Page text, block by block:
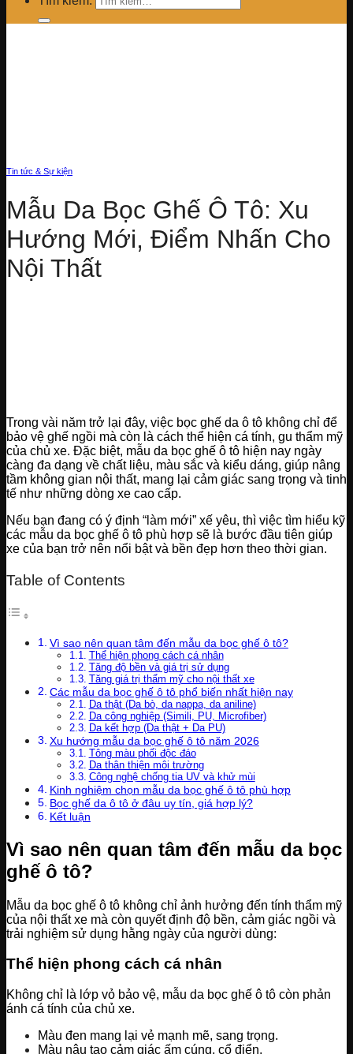
Tin tức & Sự kiện
Mẫu Da Bọc Ghế Ô Tô: Xu
Hướng Mới, Điểm Nhấn Cho
Nội Thất
Trong vài năm trở lại đây, việc bọc ghế da ô tô không chỉ để
bảo vệ ghế ngồi mà còn là cách thể hiện cá tính, gu thẩm mỹ
của chủ xe. Đặc biệt, mẫu da bọc ghế ô tô hiện nay ngày
càng đa dạng về chất liệu, màu sắc và kiểu dáng, giúp nâng
tầm không gian nội thất, mang lại cảm giác sang trọng và tinh
tế như những dòng xe cao cấp.
Nếu bạn đang có ý định “làm mới” xế yêu, thì việc tìm hiểu kỹ
các mẫu da bọc ghế ô tô phù hợp sẽ là bước đầu tiên giúp
xe của bạn trở nên nổi bật và bền đẹp hơn theo thời gian.
Table of Contents
Vì sao nên quan tâm đến mẫu da bọc ghế ô tô?
Thể hiện phong cách cá nhân
Tăng độ bền và giá trị sử dụng
Tăng giá trị thẩm mỹ cho nội thất xe
Các mẫu da bọc ghế ô tô phổ biến nhất hiện nay
Da thật (Da bò, da nappa, da aniline)
Da công nghiệp (Simili, PU, Microfiber)
Da kết hợp (Da thật + Da PU)
Xu hướng mẫu da bọc ghế ô tô năm 2026
Tông màu phối độc đáo
Da thân thiện môi trường
Công nghệ chống tia UV và khử mùi
Kinh nghiệm chọn mẫu da bọc ghế ô tô phù hợp
Bọc ghế da ô tô ở đâu uy tín, giá hợp lý?
Kết luận
Vì sao nên quan tâm đến mẫu da bọc
ghế ô tô?
Mẫu da bọc ghế ô tô không chỉ ảnh hưởng đến tính thẩm mỹ
của nội thất xe mà còn quyết định độ bền, cảm giác ngồi và
trải nghiệm sử dụng hằng ngày của người dùng:
Thể hiện phong cách cá nhân
Không chỉ là lớp vỏ bảo vệ, mẫu da bọc ghế ô tô còn phản
ánh cá tính của chủ xe.
Màu đen mang lại vẻ mạnh mẽ, sang trọng.
Màu nâu tạo cảm giác ấm cúng, cổ điển.